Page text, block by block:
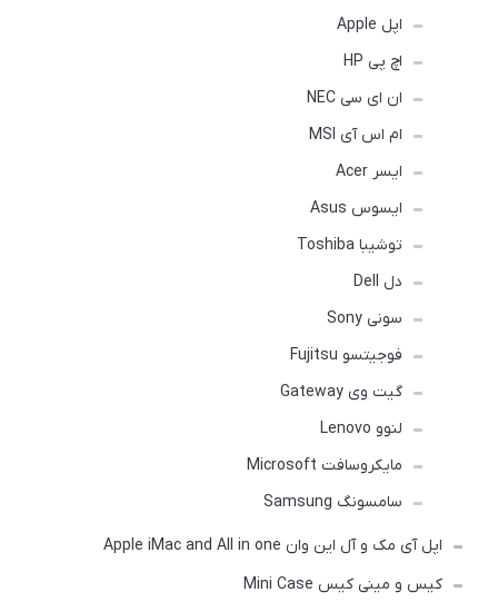
اپل Apple
اچ پی HP
ان ای سی NEC
ام اس آی MSI
ایسر Acer
ایسوس Asus
توشیبا Toshiba
دل Dell
سونی Sony
فوجیتسو Fujitsu
گیت وی Gateway
لنوو Lenovo
مایکروسافت Microsoft
سامسونگ Samsung
اپل آی مک و آل این وان Apple iMac and All in one
کیس و مینی کیس Mini Case